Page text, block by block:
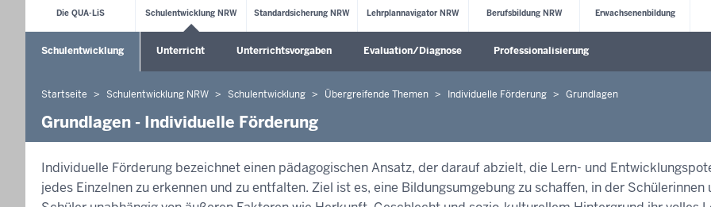
Die QUA-LiS Schulentwicklung NRW Standardsicherung NRW Lehrplannavigator NRW Berufsbildung NRW Erwachsenenbildung
Schulentwicklung Unterricht Unterrichtsvorgaben Evaluation/Diagnose Professionalisierung
Sie
befinden
Startseite Schulentwicklung NRW Schulentwicklung Übergreifende Themen Individuelle Förderung Grundlagen
Grundlagen - Individuelle Förderung
Individuelle Förderung bezeichnet einen pädagogischen Ansatz, der darauf abzielt, die Lern- und
jedes Einzelnen zu erkennen und zu entfalten. Ziel ist es, eine Bildungsumgebung zu schaffen, in der Schülerinnen